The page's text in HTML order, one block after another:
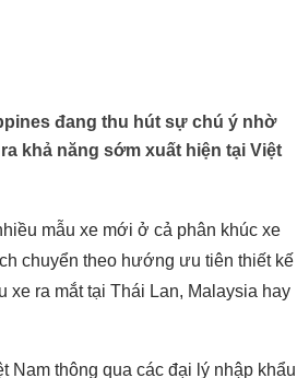
đang thu hút sự chú ý nhờ
khả năng sớm xuất hiện tại Việt
mẫu xe mới ở cả phân khúc xe
chuyển theo hướng ưu tiên thiết kế
xe ra mắt tại Thái Lan, Malaysia hay
Nam thông qua các đại lý nhập khẩu